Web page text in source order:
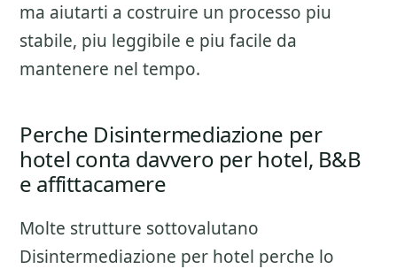
ma aiutarti a costruire un processo piu
stabile, piu leggibile e piu facile da
mantenere nel tempo.
Perche Disintermediazione per
hotel conta davvero per hotel, B&B
e affittacamere
Molte strutture sottovalutano
Disintermediazione per hotel perche lo